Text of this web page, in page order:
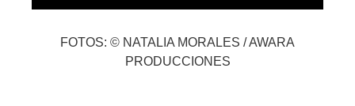
FOTOS: © NATALIA MORALES / AWARA
PRODUCCIONES